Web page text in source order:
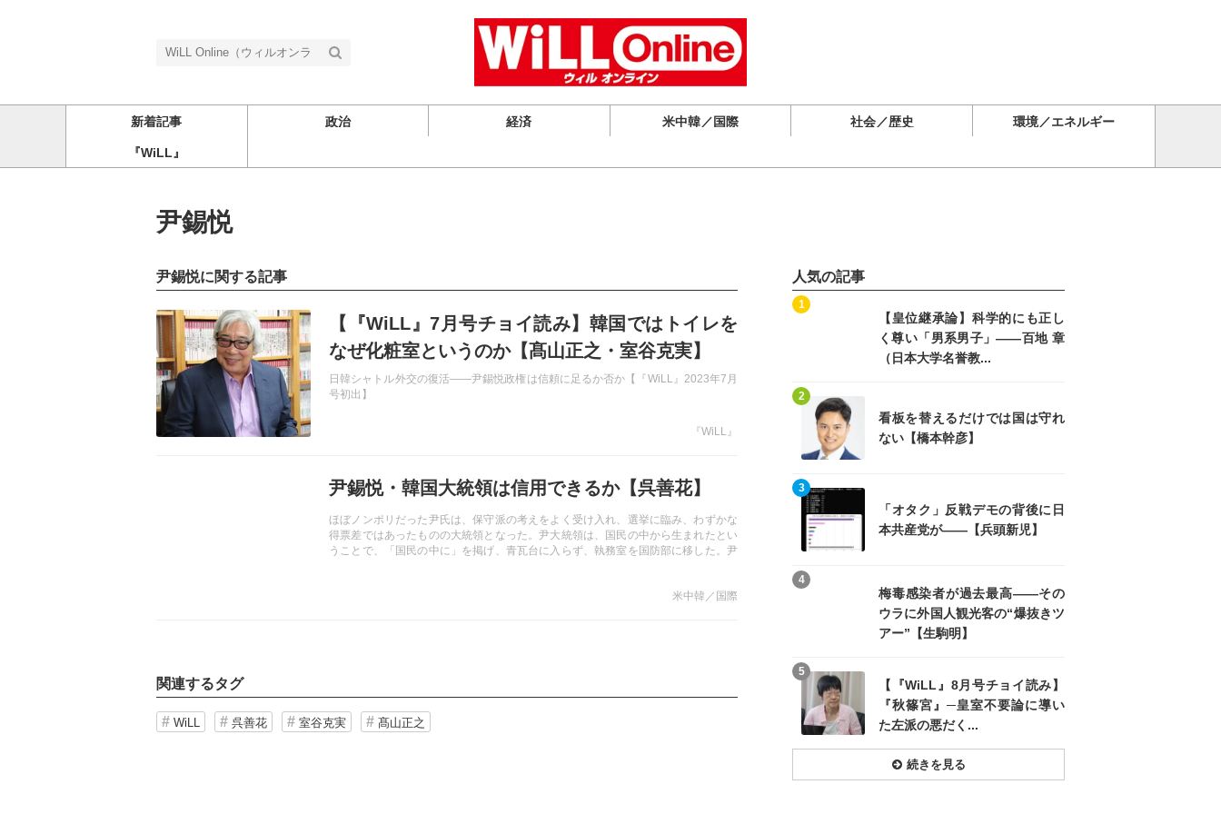
新着記事 政治 経済 米中韓／国際 社会／歴史 環境／エネルギー
『WiLL』
尹錫悦
尹錫悦に関する記事
【『WiLL』7月号チョイ読み】韓国ではトイレを
なぜ化粧室というのか【髙山正之・室谷克実】
日韓シャトル外交の復活――尹錫悦政権は信頼に足るか否か【『WiLL』2023年7月
号初出】
『WiLL』
尹錫悦・韓国大統領は信用できるか【呉善花】
ほぼノンポリだった尹氏は、保守派の考えをよく受け入れ、選挙に臨み、わずかな
得票差ではあったものの大統領となった。尹大統領は、国民の中から生まれたとい
うことで、「国民の中に」を掲げ、青瓦台に入らず、執務室を国防部に移した。尹
米中韓／国際
関連するタグ
WiLL 呉善花 室谷克実 髙山正之
人気の記事
【皇位継承論】科学的にも正し
く尊い「男系男子」――百地 章
（日本大学名誉教...
1
看板を替えるだけでは国は守れ
ない【橋本幹彦】
2
「オタク」反戦デモの背後に日
本共産党が――【兵頭新児】
3
梅毒感染者が過去最高――その
ウラに外国人観光客の“爆抜きツ
アー”【生駒明】
4
【『WiLL』8月号チョイ読み】
『秋篠宮』─皇室不要論に導い
た左派の悪だく...
5
続きを見る